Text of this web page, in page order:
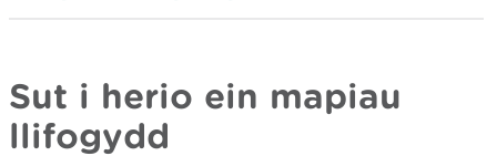
Sut i herio ein mapiau
llifogydd